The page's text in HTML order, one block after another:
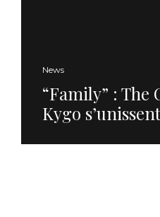
News
“Family” : The
Kygo